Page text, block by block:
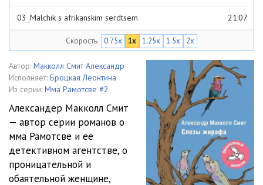
03_Malchik s afrikanskim serdtsem 21:07
04_V sirotskom priyute
05_Magazin «YUvelirnyy gurman» 18:52
06_Zasushlivaya mestnost 27:50
07_Novye nepriyatnosti s nasosom v sirotskom priyute
08_Istoriya detey
09_Veter vsegda otkuda-nibud duet 12:48
10_Botsvane nuzhny ee deti 20:10
Скорость 0.75x 1x 1.25x 1.5x 2x
Автор: Макколл Смит Александр
Исполняет: Броцкая Леонтина
Из серии: Мма Рамотсве #2
Александер Макколл Смит
— автор серии романов о
мма Рамотсве и ее
детективном агентстве, о
проницательной и
обаятельной женщине,